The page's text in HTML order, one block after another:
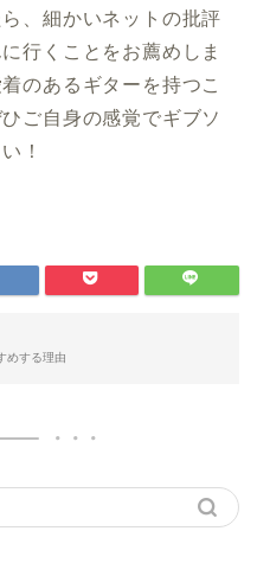
、細かいネットの批評
行くことをお薦めしま
のあるギターを持つこ
ご自身の感覚でギブソ
！
めする理由